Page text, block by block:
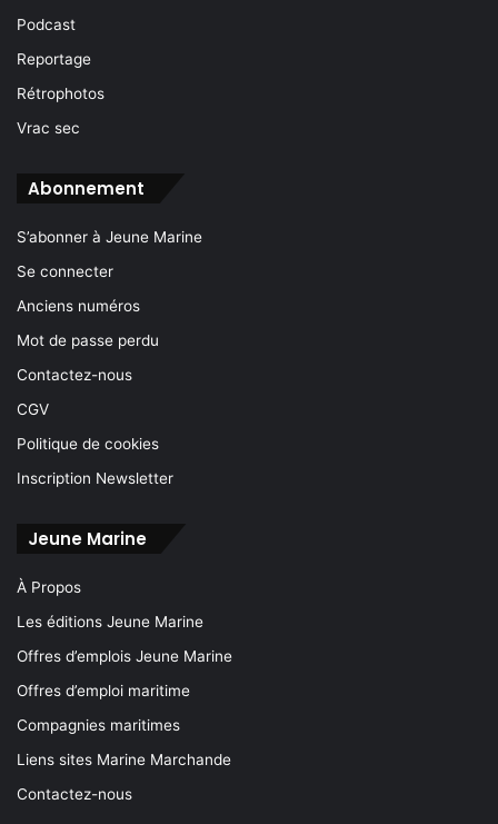
Podcast
Reportage
Rétrophotos
Vrac sec
Abonnement
S’abonner à Jeune Marine
Se connecter
Anciens numéros
Mot de passe perdu
Contactez-nous
CGV
Politique de cookies
Inscription Newsletter
Jeune Marine
À Propos
Les éditions Jeune Marine
Offres d’emplois Jeune Marine
Offres d’emploi maritime
Compagnies maritimes
Liens sites Marine Marchande
Contactez-nous